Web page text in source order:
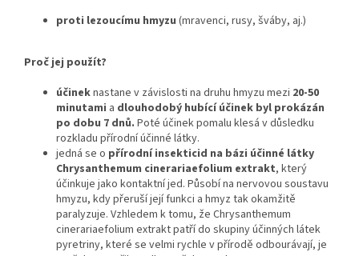
proti lezoucímu hmyzu (mravenci, rusy, šváby, aj.)
Proč jej použít?
účineknastane v závislosti na druhu hmyzu mezi 20-50
minutami a dlouhodobý hubící účinek byl prokázán
po dobu 7 dnů. Poté účinek pomalu klesá v důsledku
rozkladu přírodní účinné látky.
jedná se o přírodní insekticid na bázi účinné látky
Chrysanthemum cinerariaefolium extrakt, který
účinkuje jako kontaktní jed. Působí na nervovou soustavu
hmyzu, kdy přeruší její funkci a hmyz tak okamžitě
paralyzuje. Vzhledem k tomu, že Chrysanthemum
cinerariaefolium extrakt patří do skupiny účinných látek
pyretriny, které se velmi rychle v přírodě odbourávají, je